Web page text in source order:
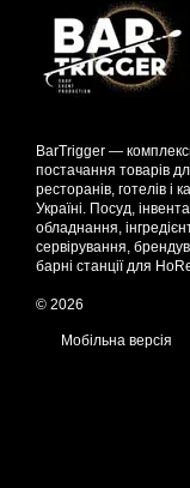
BarTrigger —
постачання товарів
ресторанів, готелів і
Україні. Посуд,
обладнання,
сервірування,
барні станції для
© 2026
Мобільна версія